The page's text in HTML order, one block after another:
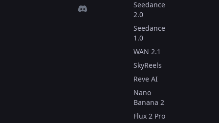
Seedance
2.0
Seedance
1.0
WAN 2.1
SkyReels
Reve AI
Nano
Banana 2
Flux 2 Pro